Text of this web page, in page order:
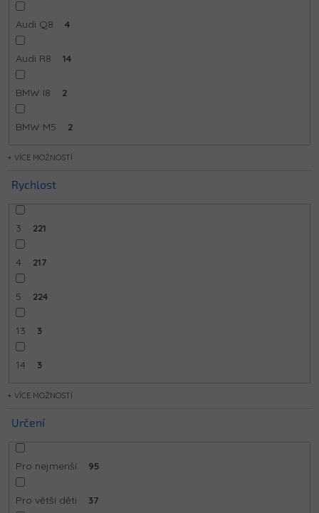
Audi Q8 4
Audi R8 14
BMW I8 2
BMW M5 2
MOŽNOSTÍ
Rychlost
3 221
4 217
5 224
13 3
14 3
MOŽNOSTÍ
Určení
Pro nejmenší 95
Pro větší děti 37